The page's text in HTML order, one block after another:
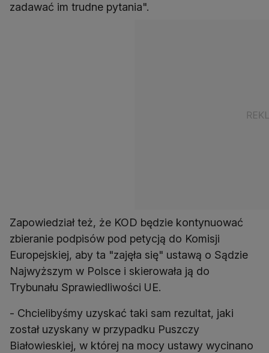
zadawać im trudne pytania".
Zapowiedział też, że KOD będzie kontynuować
zbieranie podpisów pod petycją do Komisji
Europejskiej, aby ta "zajęła się" ustawą o Sądzie
Najwyższym w Polsce i skierowała ją do
Trybunału Sprawiedliwości UE.
- Chcielibyśmy uzyskać taki sam rezultat, jaki
został uzyskany w przypadku Puszczy
Białowieskiej, w której na mocy ustawy wycinano